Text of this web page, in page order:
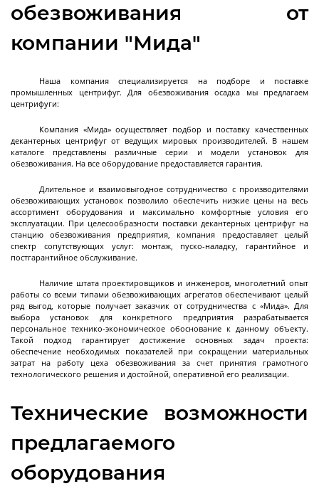
Стальные промышленные нутч-фильтры серии
Нутч-фильтры серии FD
Стальные лабораторные друк-фильтры серии
DFS
Стальные промышленные друк-фильтры серии
DFS
Ферментеры (биореакторы) промышленные
из нержавеющей стали
Экстракторы
Экстракторы динамические
Экстракторы - концентраторы
обезвоживания от
компании "Мида"
Наша компания специализируется на подборе и поставке
промышленных центрифуг. Для обезвоживания осадка мы предлагаем
центрифуги:
Компания «Мида» осуществляет подбор и поставку качественных
декантерных центрифуг от ведущих мировых производителей. В нашем
каталоге представлены различные серии и модели установок для
обезвоживания. На все оборудование предоставляется гарантия.
Длительное и взаимовыгодное сотрудничество с производителями
обезвоживающих установок позволило обеспечить низкие цены на весь
ассортимент оборудования и максимально комфортные условия его
эксплуатации. При целесообразности поставки декантерных центрифуг на
станцию обезвоживания предприятия, компания предоставляет целый
спектр сопутствующих услуг: монтаж, пуско-наладку, гарантийное и
постгарантийное обслуживание.
Наличие штата проектировщиков и инженеров, многолетний опыт
работы со всеми типами обезвоживающих агрегатов обеспечивают целый
ряд выгод, которые получает заказчик от сотрудничества с «Мида». Для
выбора установок для конкретного предприятия разрабатывается
персональное технико-экономическое обоснование к данному объекту.
Такой подход гарантирует достижение основных задач проекта:
обеспечение необходимых показателей при сокращении материальных
затрат на работу цеха обезвоживания за счет принятия грамотного
технологического решения и достойной, оперативной его реализации.
Технические возможности
предлагаемого
оборудования